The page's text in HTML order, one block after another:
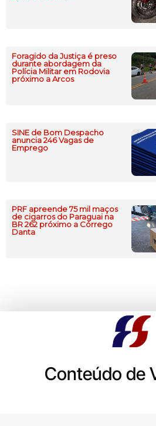
Foragido da Justiça é preso
durante abordagem da
Polícia Militar em Rodovia
próximo a Arcos
SINE de Bom Despacho
anuncia 246 Vagas de
Emprego
PRF apreende 75 mil maços
de cigarros do Paraguai na
BR 262 próximo a Córrego
Danta
Conteúdo de